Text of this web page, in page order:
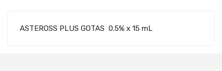
ASTEROSS PLUS GOTAS 0.5% x 15 mL